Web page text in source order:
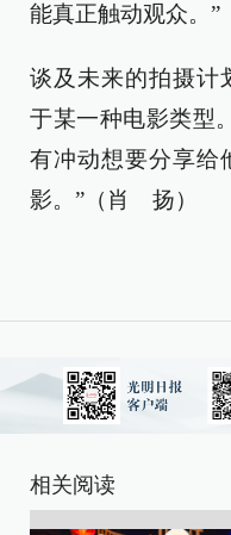
能真正触动观众。”
谈及未来的拍摄计
于某一种电影类型
有冲动想要分享给
影。”（肖 扬）
相关阅读